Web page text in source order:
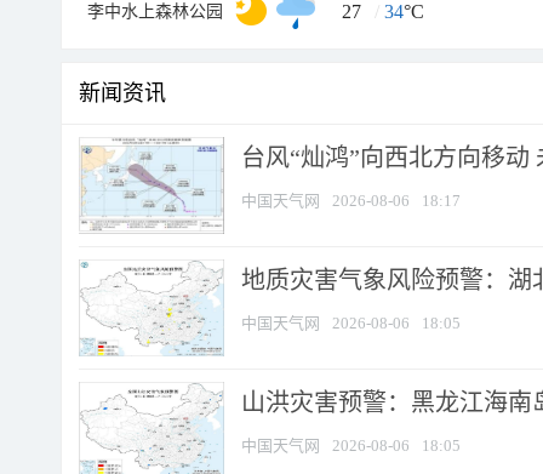
李中水上森林公园 27 / 34°C
新闻资讯
台风“灿鸿”向西北方向移动
中国天气网 2026-08-06 18:17
地质灾害气象风险预警：湖
中国天气网 2026-08-06 18:05
山洪灾害预警：黑龙江海
中国天气网 2026-08-06 18:05